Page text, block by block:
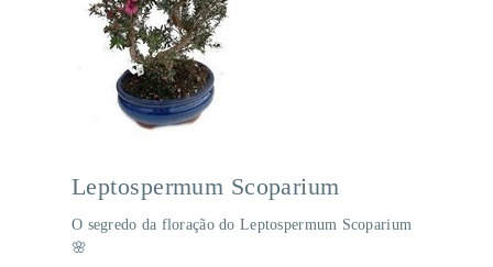
Leptospermum Scoparium
O segredo da floração do Leptospermum Scoparium
🌸